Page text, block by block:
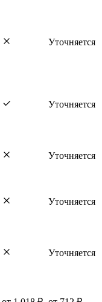
Уточняется
Уточняется
Уточняется
Уточняется
Уточняется